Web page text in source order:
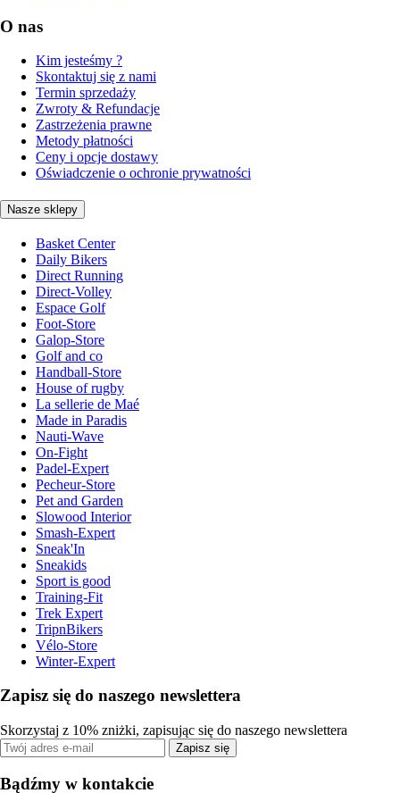
O nas
Kim jesteśmy ?
Skontaktuj się z nami
Termin sprzedaży
Zwroty & Refundacje
Zastrzeżenia prawne
Metody płatności
Ceny i opcje dostawy
Oświadczenie o ochronie prywatności
Nasze sklepy
Basket Center
Daily Bikers
Direct Running
Direct-Volley
Espace Golf
Foot-Store
Galop-Store
Golf and co
Handball-Store
House of rugby
La sellerie de Maé
Made in Paradis
Nauti-Wave
On-Fight
Padel-Expert
Pecheur-Store
Pet and Garden
Slowood Interior
Smash-Expert
Sneak'In
Sneakids
Sport is good
Training-Fit
Trek Expert
TripnBikers
Vélo-Store
Winter-Expert
Zapisz się do naszego newslettera
Skorzystaj z 10% zniżki, zapisując się do naszego newslettera
Zapisz się
Bądźmy w kontakcie